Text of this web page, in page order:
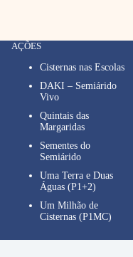
AÇÕES
Cisternas nas Escolas
DAKI – Semiárido
Vivo
Quintais das
Margaridas
Sementes do
Semiárido
Uma Terra e Duas
Águas (P1+2)
Um Milhão de
Cisternas (P1MC)